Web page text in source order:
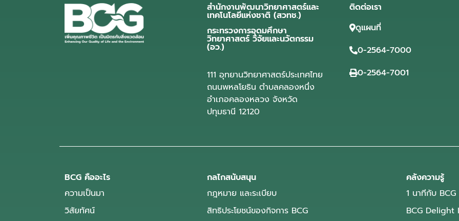
สำนักงานพัฒนาวิทยาศาสตร์และ
เทคโนโลยีแห่งชาติ (สวทช.)
กระทรวงการอุดมศึกษา
วิทยาศาสตร์ วิจัยและนวัตกรรม
(อว.)
111 อุทยานวิทยาศาสตร์ประเทศไทย
ถนนพหลโยธิน ตำบลคลองหนึ่ง
อำเภอคลองหลวง จังหวัด
ปทุมธานี 12120
ติดต่อเรา
ดูแผนที่
0-2564-7000
0-2564-7001
BCG คืออะไร
ความเป็นมา
วิสัยทัศน์
กลไกสนับสนุน
กฎหมาย และระเบียบ
สิทธิประโยชน์ของกิจการ BCG
คลังความรู้
1 นาทีกับ BCG
BCG